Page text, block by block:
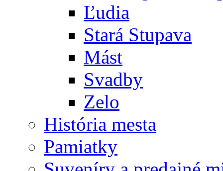
Ľudia
Stará Stupava
Mást
Svadby
Zelo
História mesta
Pamiatky